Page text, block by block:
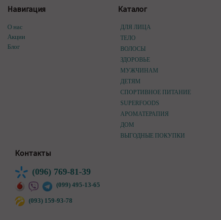
Навигация
О нас
Акции
Блог
Каталог
ДЛЯ ЛИЦА
ТЕЛО
ВОЛОСЫ
ЗДОРОВЬЕ
МУЖЧИНАМ
ДЕТЯМ
СПОРТИВНОЕ ПИТАНИЕ
SUPERFOODS
АРОМАТЕРАПИЯ
ДОМ
ВЫГОДНЫЕ ПОКУПКИ
Контакты
(096) 769-81-39
(099) 495-13-65
(093) 159-93-78